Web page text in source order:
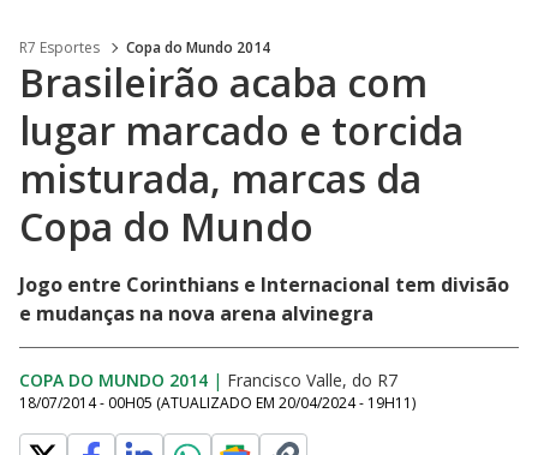
R7 Esportes Copa do Mundo 2014
Brasileirão acaba com
lugar marcado e torcida
misturada, marcas da
Copa do Mundo
Jogo entre Corinthians e Internacional tem divisão
e mudanças na nova arena alvinegra
COPA DO MUNDO 2014 | Francisco Valle, do R7
18/07/2014 - 00H05 (ATUALIZADO EM 20/04/2024 - 19H11)